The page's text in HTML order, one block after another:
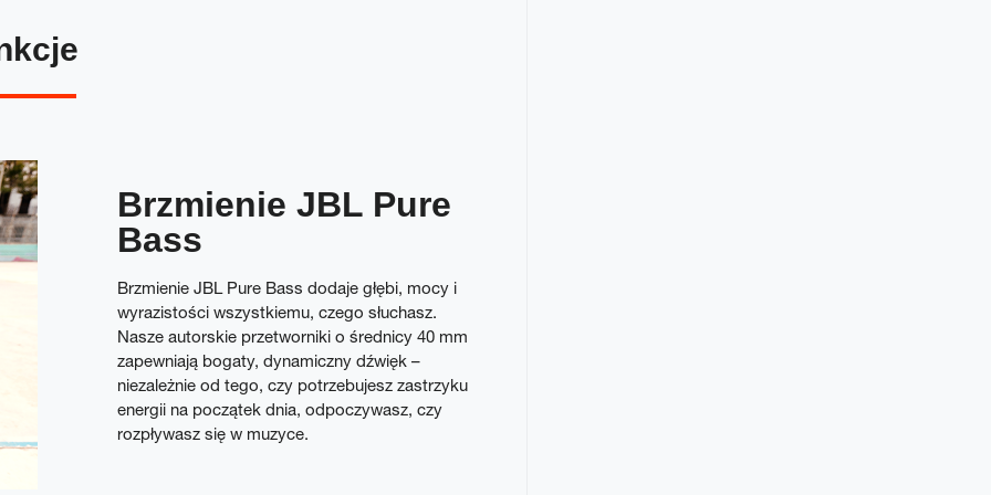
Brzmienie JBL Pure
Bass
Brzmienie JBL Pure Bass dodaje głębi, mocy i
wyrazistości wszystkiemu, czego słuchasz.
Nasze autorskie przetworniki o średnicy 40 mm
zapewniają bogaty, dynamiczny dźwięk –
niezależnie od tego, czy potrzebujesz zastrzyku
energii na początek dnia, odpoczywasz, czy
rozpływasz się w muzyce.